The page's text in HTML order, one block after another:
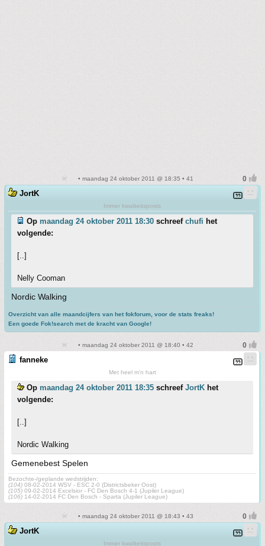
• maandag 24 oktober 2011 @ 18:35 • 41
JortK
Immer kwaliteitsposts
Op maandag 24 oktober 2011 18:30 schreef chufi het
volgende:
[..]
Nelly Cooman
Nordic Walking
Overzicht van alle maandcijfers van het fokforum, voor de stats freaks!
Een goede Fok!search met de kracht van Google!
• maandag 24 oktober 2011 @ 18:40 • 42
fanneke
Met heel m'n hart
Op maandag 24 oktober 2011 18:35 schreef JortK het
volgende:
[..]
Nordic Walking
Gemenebest Spelen
Bezochte-/geplande wedstrijden:
(104) 08-02-2014 WSV - ESC 2-0 (Districtsbeker Oost)
(105) 09-02-2014 Excelsior - FC Den Bosch 4-1 (Jupiler League)
(106) 14-02-2014 FC Den Bosch - Sparta (Jupiler League)
• maandag 24 oktober 2011 @ 18:43 • 43
JortK
Immer kwaliteitsposts